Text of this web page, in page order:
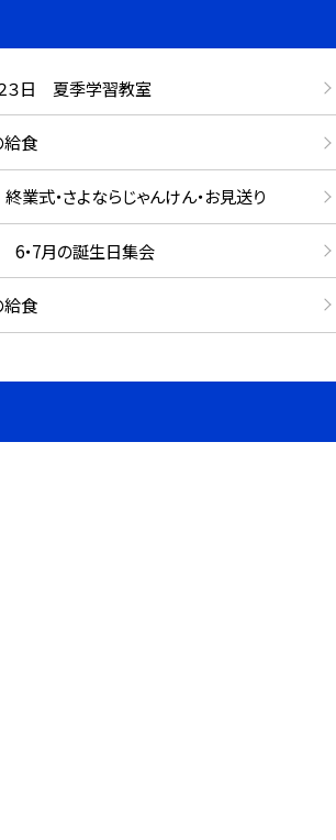
３日 夏季学習教室
給食
式・さよならじゃんけん・お見送り
6・7月の誕生日集会
給食